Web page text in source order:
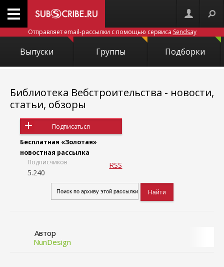
Отправляет email-рассылки с помощью сервиса Sendsay
Выпуски Группы Подборки
Библиотека Вебстроительства - новости,
статьи, обзоры
Подписаться
Бесплатная «Золотая»
новостная рассылка
Подписчиков
5.240
RSS
Автор
NunDesign